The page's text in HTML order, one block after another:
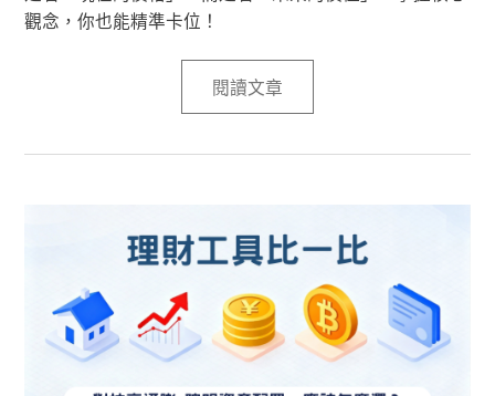
觀念，你也能精準卡位！
閱讀文章